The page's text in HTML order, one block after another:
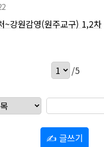
~강원감영(원주교구) 1,2차
/5
✍ 글쓰기